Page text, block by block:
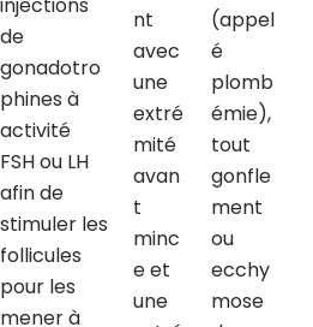
de
gonadotro
phines à
activité
FSH ou LH
afin de
stimuler les
follicules
pour les
mener à
nt
avec
une
extré
mité
avan
t
minc
e et
une
(appel
é
plomb
émie),
tout
gonfle
ment
ou
ecchy
mose